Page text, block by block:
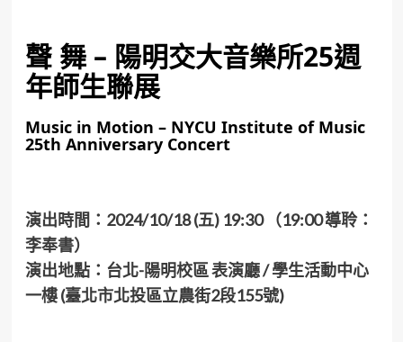
聲 舞 – ​陽明交大音樂所25週
年師生聯展
Music in Motion – NYCU Institute of Music
25th Anniversary Concert
演出時間：2024/10/18 (五) 19:30 （19:00 導聆：
李奉書）
演出地點： 台北-陽明校區 表演廳 / 學生活動中心
一樓(臺北市北投區立農街2段155號)